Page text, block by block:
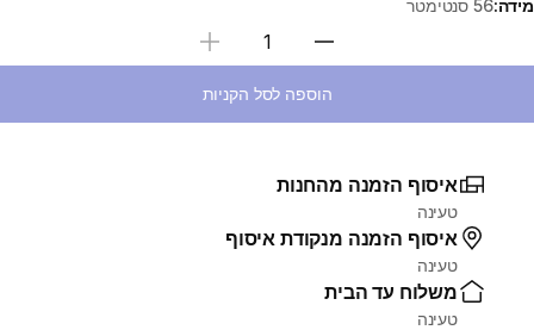
מידה:56 סנטימטר
בחירת כמות
הוספה לסל הקניות
איסוף הזמנה מהחנות
טעינה
איסוף הזמנה מנקודת איסוף
טעינה
משלוח עד הבית
טעינה